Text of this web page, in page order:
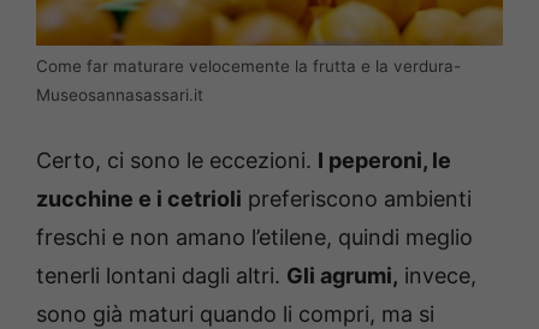
Come far maturare velocemente la frutta e la verdura-
Museosannasassari.it
Certo, ci sono le eccezioni. I peperoni, le
zucchine e i cetrioli preferiscono ambienti
freschi e non amano l’etilene, quindi meglio
tenerli lontani dagli altri. Gli agrumi, invece,
sono già maturi quando li compri, ma si